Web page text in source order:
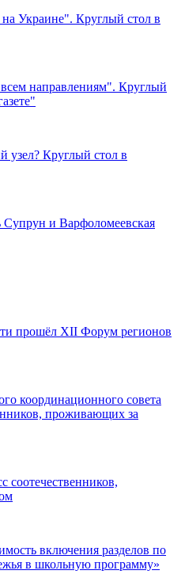
Украине". Круглый стол в
направлениям". Круглый
узел? Круглый стол в
Супрун и Варфоломеевская
прошёл XII Форум регионов
координационного совета
проживающих за
соотечественников,
включения разделов по
в школьную программу»